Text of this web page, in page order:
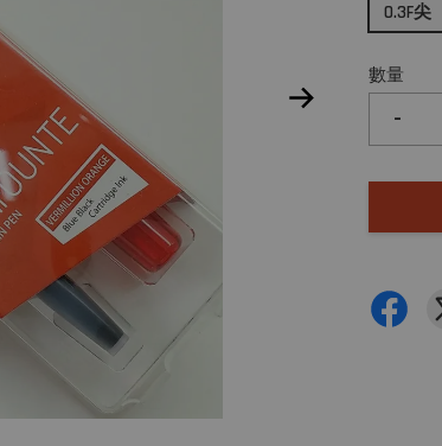
0.3F尖
數量
-